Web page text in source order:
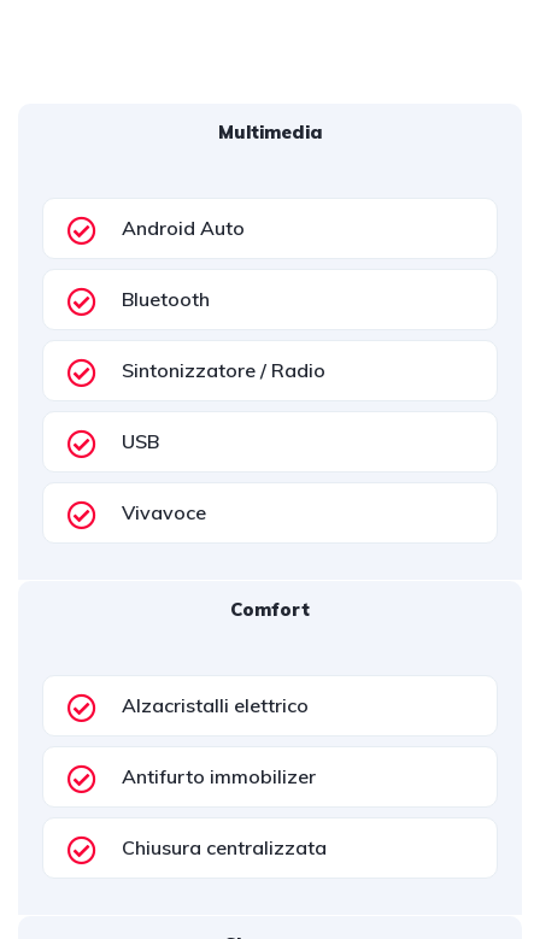
Multimedia
Android Auto
Bluetooth
Sintonizzatore / Radio
USB
Vivavoce
Comfort
Alzacristalli elettrico
Antifurto immobilizer
Chiusura centralizzata